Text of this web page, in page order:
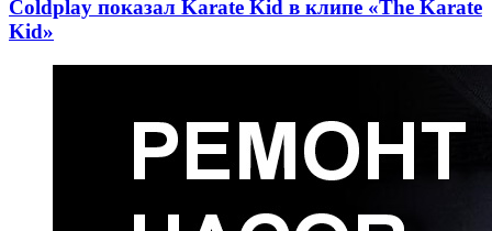
Coldplay показал Karate Kid в клипе «The Karate
Kid»